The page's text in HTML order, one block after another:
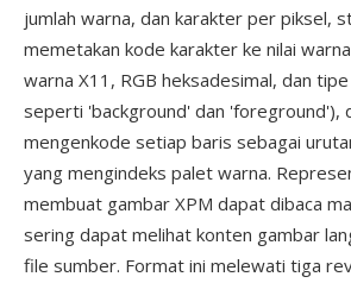
jumlah warna, dan karakter per piksel,
memetakan kode karakter ke nilai
warna X11, RGB heksadesimal, dan
seperti 'background' dan 'foreground'),
mengenkode setiap baris sebagai
yang mengindeks palet warna.
membuat gambar XPM dapat dibaca
sering dapat melihat konten gambar
file sumber. Format ini melewati tiga